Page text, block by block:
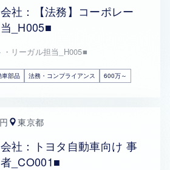
社：【法務】コーポレー
_H005■
・リーガル担当_H005■
車部品 法務・コンプライアンス 600万～
東京都
社：トヨタ自動車向け 事
_CO001■